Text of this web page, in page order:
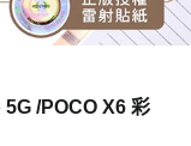
/POCO X6 彩